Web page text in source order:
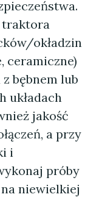
traktora
okładzin
ceramiczne)
bębnem lub
układach
jakość
a przy
i
próby
niewielkiej